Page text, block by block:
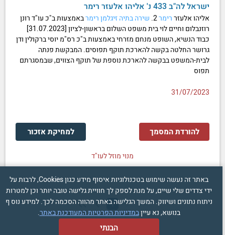
ישראל לה"ב 433 נ' אליהו אלעזר רימר
אליהו אלעזררימר2. שירהבתיהזיגלמןרימרבאמצעות ב"כ עו"ד רונן
רוזנבלום וחיים לוי בית משפט השלום בראשון-לציון [31.07.2023]
כבוד הנשיא, השופט מנחם מזרחי באמצעות ב"כ רס"מ יוסי ברקולין ודן
גרושר החלטה בקשה להארכת תוקף תפוסים. המבקשת פנתה
לבית-המשפט בבקשה להארכת נוספת של תוקף הצווים, שבמסגרתם
תפוס
31/07/2023
להורדת המסמך למחיקת אזכור
מנוי מוזל לעו"ד
1
באתר זה נעשה שימוש בטכנולוגיות איסוף מידע כגון Cookies, לרבות על
ידי צדדים שלי שיים, על מנת לספק לך חוויית גלישה טובה יותר וכן למטרות
ניתוח נתונים ושיווק. המשך הגלישה באתר מהווה הסכמה לכך. למידע נוס ף
בנושא, נא עייןבמדיניות הפרטיות המעודכנת באתר.
הבנתי